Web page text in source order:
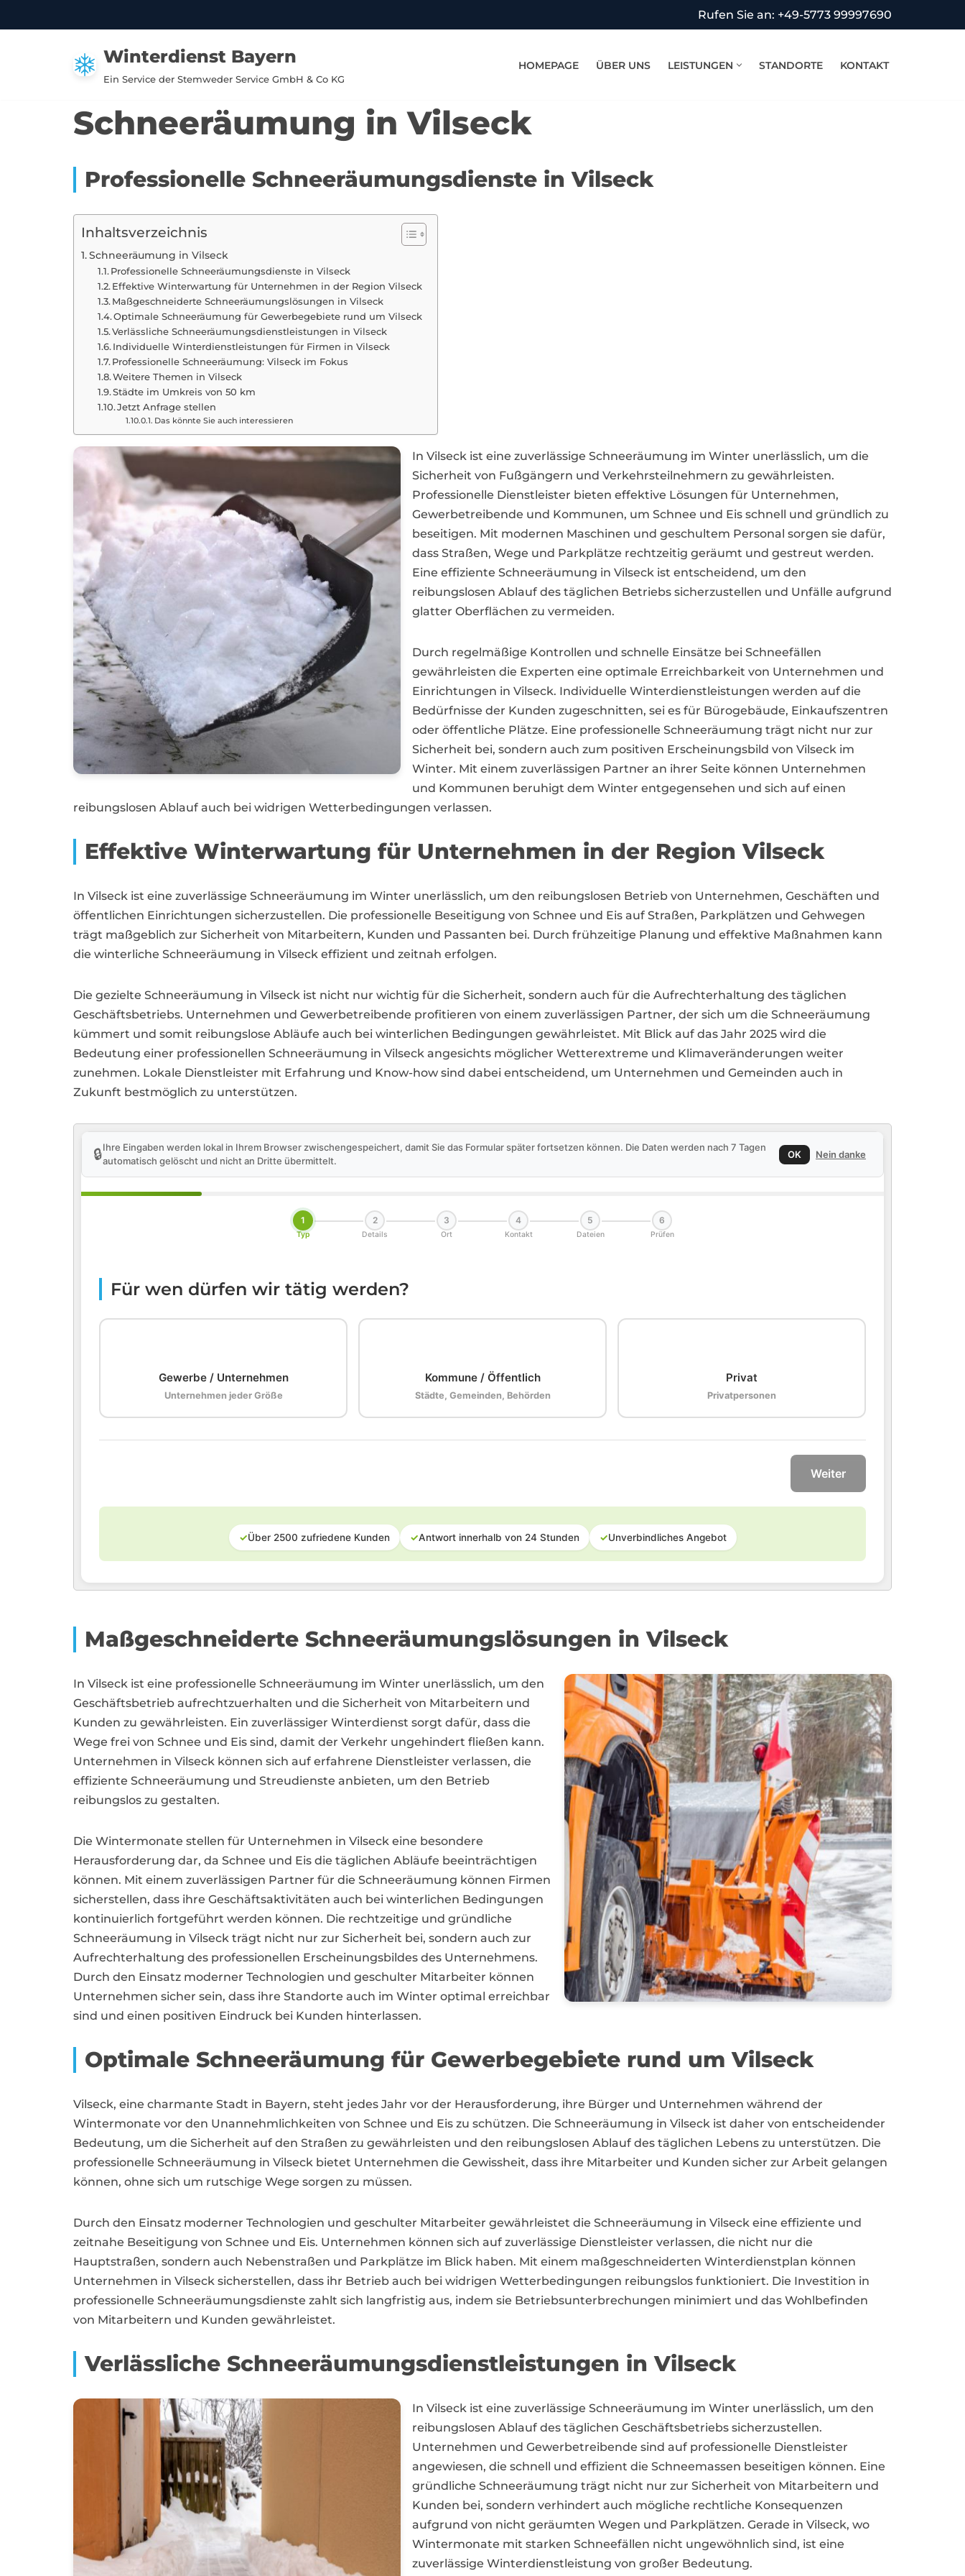
Rufen Sie an: +49-5773 99997690
Winterdienst Bayern
Ein Service der Stemweder Service GmbH & Co KG
HOMEPAGE ÜBER UNS LEISTUNGEN STANDORTE KONTAKT
Schneeräumung in Vilseck
Professionelle Schneeräumungsdienste in Vilseck
Inhaltsverzeichnis
Schneeräumung in Vilseck
Professionelle Schneeräumungsdienste in Vilseck
Effektive Winterwartung für Unternehmen in der Region Vilseck
Maßgeschneiderte Schneeräumungslösungen in Vilseck
Optimale Schneeräumung für Gewerbegebiete rund um Vilseck
Verlässliche Schneeräumungsdienstleistungen in Vilseck
Individuelle Winterdienstleistungen für Firmen in Vilseck
Professionelle Schneeräumung: Vilseck im Fokus
Weitere Themen in Vilseck
Städte im Umkreis von 50 km
Jetzt Anfrage stellen
Das könnte Sie auch interessieren
In Vilseck ist eine zuverlässige Schneeräumung im Winter unerlässlich, um die
Sicherheit von Fußgängern und Verkehrsteilnehmern zu gewährleisten.
Professionelle Dienstleister bieten effektive Lösungen für Unternehmen,
Gewerbetreibende und Kommunen, um Schnee und Eis schnell und gründlich zu
beseitigen. Mit modernen Maschinen und geschultem Personal sorgen sie dafür,
dass Straßen, Wege und Parkplätze rechtzeitig geräumt und gestreut werden.
Eine effiziente Schneeräumung in Vilseck ist entscheidend, um den
reibungslosen Ablauf des täglichen Betriebs sicherzustellen und Unfälle aufgrund
glatter Oberflächen zu vermeiden.
Durch regelmäßige Kontrollen und schnelle Einsätze bei Schneefällen
gewährleisten die Experten eine optimale Erreichbarkeit von Unternehmen und
Einrichtungen in Vilseck. Individuelle Winterdienstleistungen werden auf die
Bedürfnisse der Kunden zugeschnitten, sei es für Bürogebäude, Einkaufszentren
oder öffentliche Plätze. Eine professionelle Schneeräumung trägt nicht nur zur
Sicherheit bei, sondern auch zum positiven Erscheinungsbild von Vilseck im
Winter. Mit einem zuverlässigen Partner an ihrer Seite können Unternehmen
und Kommunen beruhigt dem Winter entgegensehen und sich auf einen
reibungslosen Ablauf auch bei widrigen Wetterbedingungen verlassen.
Effektive Winterwartung für Unternehmen in der Region Vilseck
In Vilseck ist eine zuverlässige Schneeräumung im Winter unerlässlich, um den reibungslosen Betrieb von Unternehmen, Geschäften und
öffentlichen Einrichtungen sicherzustellen. Die professionelle Beseitigung von Schnee und Eis auf Straßen, Parkplätzen und Gehwegen
trägt maßgeblich zur Sicherheit von Mitarbeitern, Kunden und Passanten bei. Durch frühzeitige Planung und effektive Maßnahmen kann
die winterliche Schneeräumung in Vilseck effizient und zeitnah erfolgen.
Die gezielte Schneeräumung in Vilseck ist nicht nur wichtig für die Sicherheit, sondern auch für die Aufrechterhaltung des täglichen
Geschäftsbetriebs. Unternehmen und Gewerbetreibende profitieren von einem zuverlässigen Partner, der sich um die Schneeräumung
kümmert und somit reibungslose Abläufe auch bei winterlichen Bedingungen gewährleistet. Mit Blick auf das Jahr 2025 wird die
Bedeutung einer professionellen Schneeräumung in Vilseck angesichts möglicher Wetterextreme und Klimaveränderungen weiter
zunehmen. Lokale Dienstleister mit Erfahrung und Know-how sind dabei entscheidend, um Unternehmen und Gemeinden auch in
Zukunft bestmöglich zu unterstützen.
🔒Ihre Eingaben werden lokal in Ihrem Browser zwischengespeichert, damit Sie das Formular später fortsetzen können. Die Daten werden nach 7 Tagen
automatisch gelöscht und nicht an Dritte übermittelt.
OK Nein danke
1
Typ
2
Details
3
Ort
4
Kontakt
5
Dateien
6
Prüfen
Für wen dürfen wir tätig werden?
Gewerbe / Unternehmen
Unternehmen jeder Größe
Kommune / Öffentlich
Städte, Gemeinden, Behörden
Privat
Privatpersonen
Weiter
✓Über 2500 zufriedene Kunden ✓Antwort innerhalb von 24 Stunden ✓Unverbindliches Angebot
Maßgeschneiderte Schneeräumungslösungen in Vilseck
In Vilseck ist eine professionelle Schneeräumung im Winter unerlässlich, um den
Geschäftsbetrieb aufrechtzuerhalten und die Sicherheit von Mitarbeitern und
Kunden zu gewährleisten. Ein zuverlässiger Winterdienst sorgt dafür, dass die
Wege frei von Schnee und Eis sind, damit der Verkehr ungehindert fließen kann.
Unternehmen in Vilseck können sich auf erfahrene Dienstleister verlassen, die
effiziente Schneeräumung und Streudienste anbieten, um den Betrieb
reibungslos zu gestalten.
Die Wintermonate stellen für Unternehmen in Vilseck eine besondere
Herausforderung dar, da Schnee und Eis die täglichen Abläufe beeinträchtigen
können. Mit einem zuverlässigen Partner für die Schneeräumung können Firmen
sicherstellen, dass ihre Geschäftsaktivitäten auch bei winterlichen Bedingungen
kontinuierlich fortgeführt werden können. Die rechtzeitige und gründliche
Schneeräumung in Vilseck trägt nicht nur zur Sicherheit bei, sondern auch zur
Aufrechterhaltung des professionellen Erscheinungsbildes des Unternehmens.
Durch den Einsatz moderner Technologien und geschulter Mitarbeiter können
Unternehmen sicher sein, dass ihre Standorte auch im Winter optimal erreichbar
sind und einen positiven Eindruck bei Kunden hinterlassen.
Optimale Schneeräumung für Gewerbegebiete rund um Vilseck
Vilseck, eine charmante Stadt in Bayern, steht jedes Jahr vor der Herausforderung, ihre Bürger und Unternehmen während der
Wintermonate vor den Unannehmlichkeiten von Schnee und Eis zu schützen. Die Schneeräumung in Vilseck ist daher von entscheidender
Bedeutung, um die Sicherheit auf den Straßen zu gewährleisten und den reibungslosen Ablauf des täglichen Lebens zu unterstützen. Die
professionelle Schneeräumung in Vilseck bietet Unternehmen die Gewissheit, dass ihre Mitarbeiter und Kunden sicher zur Arbeit gelangen
können, ohne sich um rutschige Wege sorgen zu müssen.
Durch den Einsatz moderner Technologien und geschulter Mitarbeiter gewährleistet die Schneeräumung in Vilseck eine effiziente und
zeitnahe Beseitigung von Schnee und Eis. Unternehmen können sich auf zuverlässige Dienstleister verlassen, die nicht nur die
Hauptstraßen, sondern auch Nebenstraßen und Parkplätze im Blick haben. Mit einem maßgeschneiderten Winterdienstplan können
Unternehmen in Vilseck sicherstellen, dass ihr Betrieb auch bei widrigen Wetterbedingungen reibungslos funktioniert. Die Investition in
professionelle Schneeräumungsdienste zahlt sich langfristig aus, indem sie Betriebsunterbrechungen minimiert und das Wohlbefinden
von Mitarbeitern und Kunden gewährleistet.
Verlässliche Schneeräumungsdienstleistungen in Vilseck
In Vilseck ist eine zuverlässige Schneeräumung im Winter unerlässlich, um den
reibungslosen Ablauf des täglichen Geschäftsbetriebs sicherzustellen.
Unternehmen und Gewerbetreibende sind auf professionelle Dienstleister
angewiesen, die schnell und effizient die Schneemassen beseitigen können. Eine
gründliche Schneeräumung trägt nicht nur zur Sicherheit von Mitarbeitern und
Kunden bei, sondern verhindert auch mögliche rechtliche Konsequenzen
aufgrund von nicht geräumten Wegen und Parkplätzen. Gerade in Vilseck, wo
Wintermonate mit starken Schneefällen nicht ungewöhnlich sind, ist eine
zuverlässige Winterdienstleistung von großer Bedeutung.